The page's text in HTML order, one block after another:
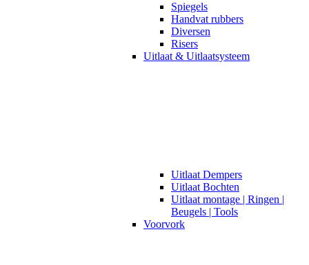
Spiegels
Handvat rubbers
Diversen
Risers
Uitlaat & Uitlaatsysteem
Uitlaat Dempers
Uitlaat Bochten
Uitlaat montage | Ringen |
Beugels | Tools
Voorvork